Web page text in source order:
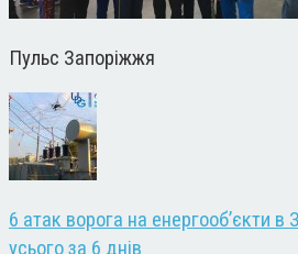
Пульс Запоріжжя
6 атак ворога на енергооб’єкти в
усього за 6 днів